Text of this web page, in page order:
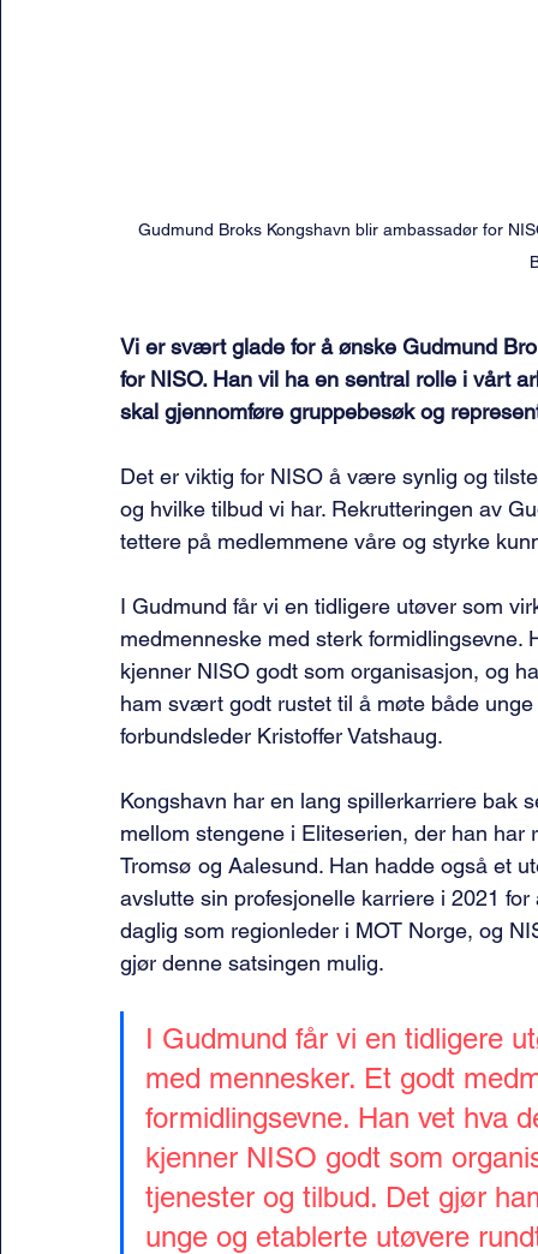
Gudmund Broks Kongshavn blir ambassadør for
Vi er svært glade for å ønske Gudmund
for NISO. Han vil ha en sentral rolle i vårt
skal gjennomføre gruppebesøk og
Det er viktig for NISO å være synlig og
og hvilke tilbud vi har. Rekrutteringen av
tettere på medlemmene våre og styrke
I Gudmund får vi en tidligere utøver som
medmenneske med sterk
kjenner NISO godt som organisasjon, og
ham svært godt rustet til å møte både
forbundsleder Kristoffer Vatshaug.
Kongshavn har en lang spillerkarriere bak
mellom stengene i Eliteserien, der han
Tromsø og Aalesund. Han hadde også et
avslutte sin profesjonelle karriere i 2021
daglig som regionleder i MOT Norge, og
gjør denne satsingen mulig.
I Gudmund får vi en tidligere
med mennesker. Et godt
formidlingsevne. Han vet hva
kjenner NISO godt som
tjenester og tilbud. Det gjør
unge og etablerte utøvere